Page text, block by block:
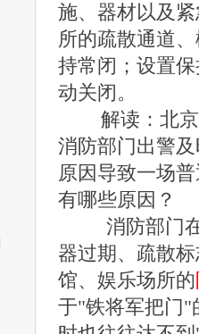
施、器材以及
所的疏散通道
持常闭；设置
动关闭。
解读：北京
消防部门出警
原因导致一场
有哪些原因？
消防部门在
器过期、疏散
馆、娱乐场所的
于"铁将军把门"